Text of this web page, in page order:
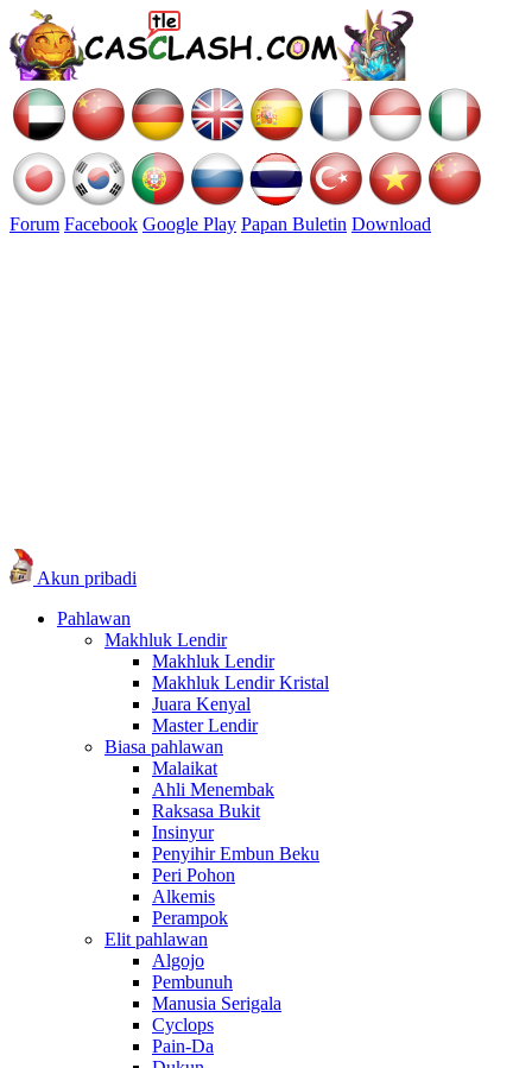
Forum Facebook Google Play Papan Buletin Download
Akun pribadi
Pahlawan
Makhluk Lendir
Makhluk Lendir
Makhluk Lendir Kristal
Juara Kenyal
Master Lendir
Biasa pahlawan
Malaikat
Ahli Menembak
Raksasa Bukit
Insinyur
Penyihir Embun Beku
Peri Pohon
Alkemis
Perampok
Elit pahlawan
Algojo
Pembunuh
Manusia Serigala
Cyclops
Pain-Da